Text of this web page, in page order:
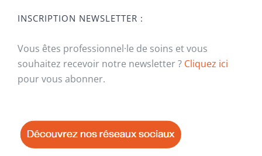
INSCRIPTION NEWSLETTER :
Vous êtes professionnel·le de soins et vous
souhaitez recevoir notre newsletter ? Cliquez ici
pour vous abonner.